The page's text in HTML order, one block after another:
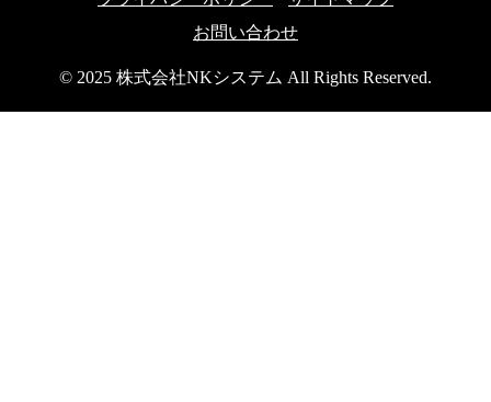
お問い合わせ
© 2025 株式会社NKシステム All Rights Reserved.